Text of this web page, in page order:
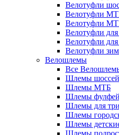
Велотуфли
Велотуфли
Велотуфли
Велотуфли для
Велотуфли для
Велотуфли
Велошлемы
Все
Шлемы
Шлемы МТБ
Шлемы
Шлемы для
Шлемы
Шлемы
Шлемы